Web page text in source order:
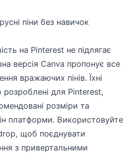
піни без навичок
на Pinterest не підлягає
версія Canva пропонує все
вражаючих пінів. Їхні
для Pinterest,
розміри та
платформи. Використовуйте
щоб поєднувати
з привертальними